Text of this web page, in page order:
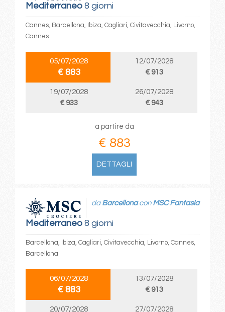
Mediterraneo8 giorni
Cannes, Barcellona, Ibiza, Cagliari, Civitavecchia, Livorno,
Cannes
05/07/2028
€ 883
12/07/2028
€ 913
19/07/2028
€ 933
26/07/2028
€ 943
a partire da
€ 883
DETTAGLI
Mediterraneo8 giorni
da Barcellonacon MSC Fantasia
Barcellona, Ibiza, Cagliari, Civitavecchia, Livorno, Cannes,
Barcellona
06/07/2028
€ 883
13/07/2028
€ 913
20/07/2028
27/07/2028